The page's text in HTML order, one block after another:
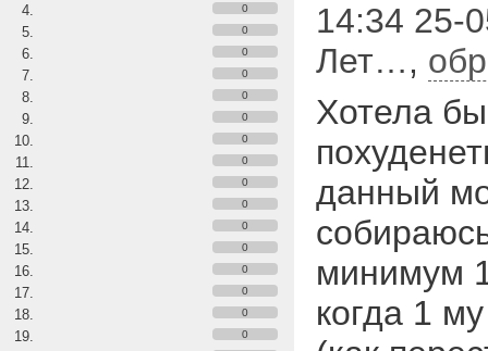
0
0
0
0
0
0
0
0
0
0
0
0
0
0
0
0
14:34 25-
Лет…,
Хотела
данный
минимум
когда 1